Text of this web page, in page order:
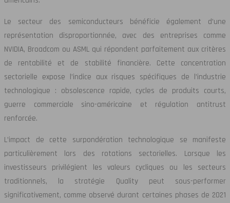
Le secteur des semiconducteurs bénéficie également d’une
représentation disproportionnée, avec des entreprises comme
NVIDIA, Broadcom ou ASML qui répondent parfaitement aux critères
de rentabilité et de stabilité financière. Cette concentration
sectorielle expose l’indice aux risques spécifiques de l’industrie
technologique : obsolescence rapide, cycles de produits courts,
guerre commerciale sino-américaine et régulation antitrust
renforcée.
L’impact de cette surpondération technologique se manifeste
particulièrement lors des rotations sectorielles. Lorsque les
investisseurs privilégient les valeurs cycliques ou les secteurs
traditionnels, la stratégie Quality peut sous-performer
significativement, comme observé durant certaines phases de 2021